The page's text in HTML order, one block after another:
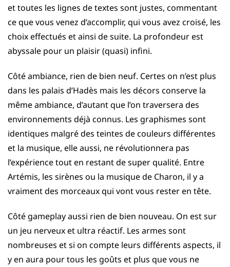
et toutes les lignes de textes sont justes, commentant
ce que vous venez d’accomplir, qui vous avez croisé, les
choix effectués et ainsi de suite. La profondeur est
abyssale pour un plaisir (quasi) infini.
Côté ambiance, rien de bien neuf. Certes on n’est plus
dans les palais d’Hadès mais les décors conserve la
même ambiance, d’autant que l’on traversera des
environnements déjà connus. Les graphismes sont
identiques malgré des teintes de couleurs différentes
et la musique, elle aussi, ne révolutionnera pas
l’expérience tout en restant de super qualité. Entre
Artémis, les sirènes ou la musique de Charon, il y a
vraiment des morceaux qui vont vous rester en tête.
Côté gameplay aussi rien de bien nouveau. On est sur
un jeu nerveux et ultra réactif. Les armes sont
nombreuses et si on compte leurs différents aspects, il
y en aura pour tous les goûts et plus que vous ne